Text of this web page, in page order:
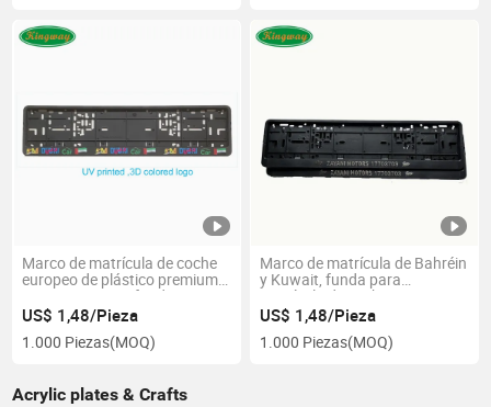
Marco de matrícula de coche
europeo de plástico premium
impreso en UV y funda para
número de matrícula
US$ 1,48/Pieza
1.000 Piezas(MOQ)
Marco de matrícula de Bahréin
y Kuwait, funda para
matrícula de coche y soporte
para número de matrícula
US$ 1,48/Pieza
1.000 Piezas(MOQ)
Acrylic plates & Crafts